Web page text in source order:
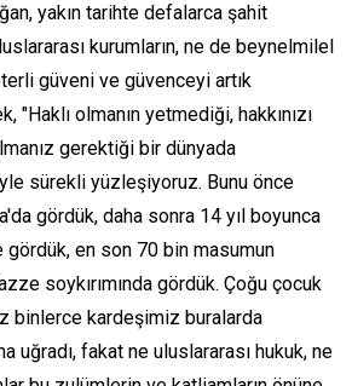
yakın tarihte defalarca şahit
kurumların, ne de beynelmilel
güveni ve güvenceyi artık
"Haklı olmanın yetmediği, hakkınızı
gerektiği bir dünyada
sürekli yüzleşiyoruz. Bunu önce
gördük, daha sonra 14 yıl boyunca
gördük, en son 70 bin masumun
soykırımında gördük. Çoğu çocuk
binlerce kardeşimiz buralarda
uğradı, fakat ne uluslararası hukuk, ne